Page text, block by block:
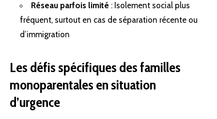
Réseau parfois limité : Isolement social plus
fréquent, surtout en cas de séparation récente ou
d’immigration
Les défis spécifiques des familles
monoparentales en situation
d’urgence